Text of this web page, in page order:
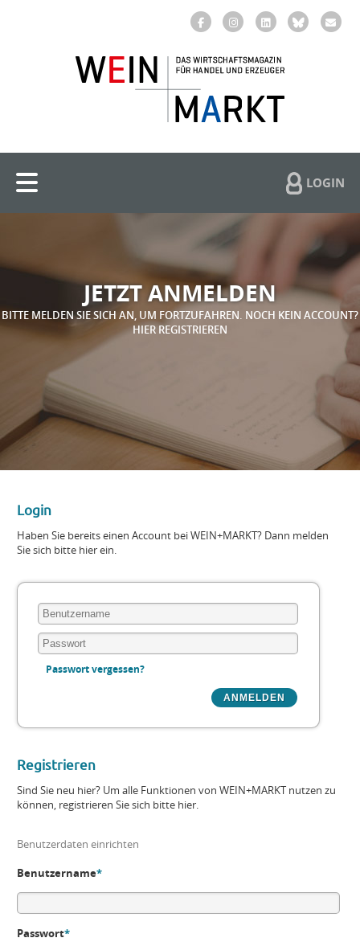
LOGIN
JETZT ANMELDEN
BITTE MELDEN SIE SICH AN, UM FORTZUFAHREN. NOCH KEIN ACCOUNT?
HIER REGISTRIEREN
Login
Haben Sie bereits einen Account bei WEIN+MARKT? Dann melden
Sie sich bitte hier ein.
Passwort vergessen?
Registrieren
Sind Sie neu hier? Um alle Funktionen von WEIN+MARKT nutzen zu
können, registrieren Sie sich bitte hier.
Benutzerdaten einrichten
Benutzername*
Passwort*